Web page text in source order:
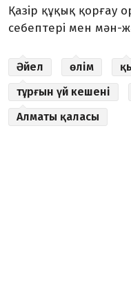
Қазір құқық қорғау
себептері мен
Әйел өлім
тұрғын үй кешені
Алматы қаласы